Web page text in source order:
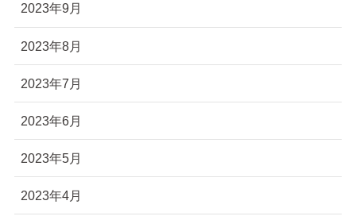
2023年9月
2023年8月
2023年7月
2023年6月
2023年5月
2023年4月